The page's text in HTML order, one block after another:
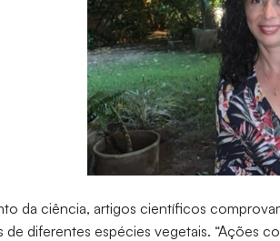
da ciência, artigos científicos
de diferentes espécies vegetais. “Ações